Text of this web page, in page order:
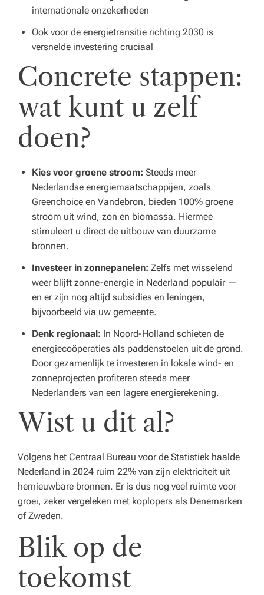
internationale onzekerheden
Ook voor de energietransitie richting 2030 is
versnelde investering cruciaal
Concrete stappen:
wat kunt u zelf
doen?
Kies voor groene stroom: Steeds meer
Nederlandse energiemaatschappijen, zoals
Greenchoice en Vandebron, bieden 100% groene
stroom uit wind, zon en biomassa. Hiermee
stimuleert u direct de uitbouw van duurzame
bronnen.
Investeer in zonnepanelen: Zelfs met wisselend
weer blijft zonne-energie in Nederland populair —
en er zijn nog altijd subsidies en leningen,
bijvoorbeeld via uw gemeente.
Denk regionaal: In Noord-Holland schieten de
energiecoöperaties als paddenstoelen uit de grond.
Door gezamenlijk te investeren in lokale wind- en
zonneprojecten profiteren steeds meer
Nederlanders van een lagere energierekening.
Wist u dit al?
Volgens het Centraal Bureau voor de Statistiek haalde
Nederland in 2024 ruim 22% van zijn elektriciteit uit
hernieuwbare bronnen. Er is dus nog veel ruimte voor
groei, zeker vergeleken met koplopers als Denemarken
of Zweden.
Blik op de
toekomst